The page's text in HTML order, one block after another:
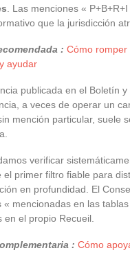
. Las menciones «
que la jurisdicción
: Cómo romper
ayudar
publicada en el Boletín
a veces de operar un
mención particular, suele
verificar
el primer filtro fiable para
en profundidad. El
« mencionadas en las
en el propio Recueil.
: Cómo